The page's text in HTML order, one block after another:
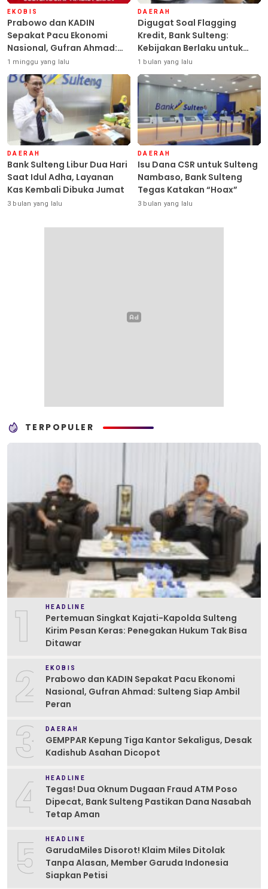
EKOBIS
Prabowo dan KADIN
Sepakat Pacu Ekonomi
Nasional, Gufran Ahmad:
Sulteng Siap Ambil Peran
1 minggu yang lalu
DAERAH
Digugat Soal Flagging
Kredit, Bank Sulteng:
Kebijakan Berlaku untuk
Seluruh Debitur ASN
1 bulan yang lalu
DAERAH
Bank Sulteng Libur Dua Hari
Saat Idul Adha, Layanan
Kas Kembali Dibuka Jumat
3 bulan yang lalu
DAERAH
Isu Dana CSR untuk Sulteng
Nambaso, Bank Sulteng
Tegas Katakan “Hoax”
3 bulan yang lalu
TERPOPULER
1 HEADLINE
Pertemuan Singkat Kajati-Kapolda Sulteng
Kirim Pesan Keras: Penegakan Hukum Tak Bisa
Ditawar
2 EKOBIS
Prabowo dan KADIN Sepakat Pacu Ekonomi
Nasional, Gufran Ahmad: Sulteng Siap Ambil
Peran
3 DAERAH
GEMPPAR Kepung Tiga Kantor Sekaligus, Desak
Kadishub Asahan Dicopot
4 HEADLINE
Tegas! Dua Oknum Dugaan Fraud ATM Poso
Dipecat, Bank Sulteng Pastikan Dana Nasabah
Tetap Aman
5 HEADLINE
GarudaMiles Disorot! Klaim Miles Ditolak
Tanpa Alasan, Member Garuda Indonesia
Siapkan Petisi